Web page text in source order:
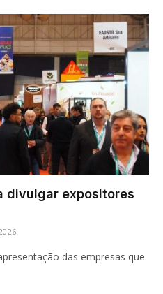
divulgar expositores
das empresas que